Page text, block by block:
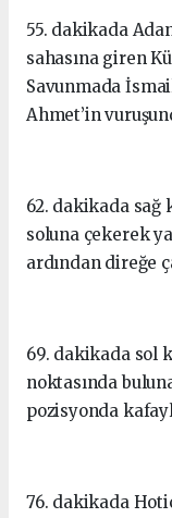
55. dakikada
sahasına giren
Savunmada
Ahmet’in
62. dakikada sağ
soluna çekerek
ardından direğe
69. dakikada sol
noktasında
pozisyonda
76. dakikada